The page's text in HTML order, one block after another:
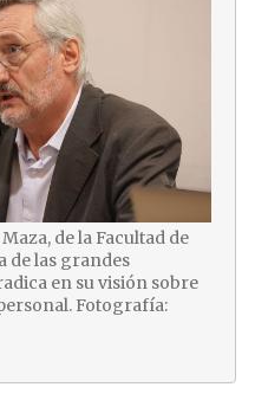
de la Facultad de
de las grandes
en su visión sobre
Fotografía: